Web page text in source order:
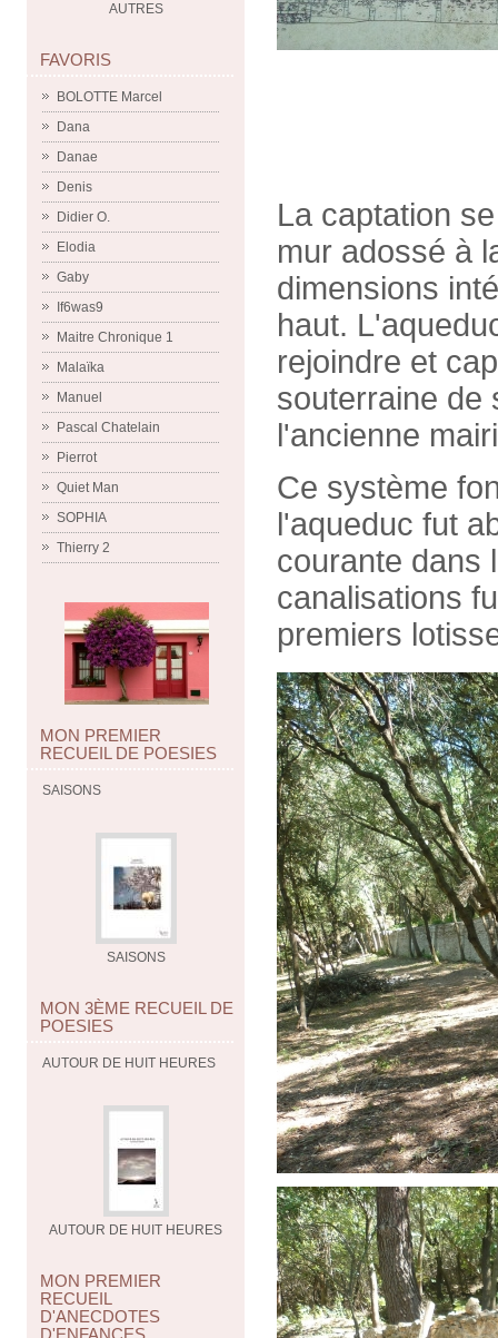
AUTRES
FAVORIS
BOLOTTE Marcel
Dana
Danae
Denis
Didier O.
Elodia
Gaby
If6was9
Maitre Chronique 1
Malaïka
Manuel
Pascal Chatelain
Pierrot
Quiet Man
SOPHIA
Thierry 2
MON PREMIER
RECUEIL DE POESIES
SAISONS
SAISONS
MON 3ÈME RECUEIL DE
POESIES
AUTOUR DE HUIT HEURES
AUTOUR DE HUIT HEURES
MON PREMIER
RECUEIL
D'ANECDOTES
D'ENFANCES
La captation
mur adossé à
dimensions
haut.
rejoindre et
souterraine de
l'ancienne
Ce système
l'aqueduc fut
courante dans
canalisations
premiers